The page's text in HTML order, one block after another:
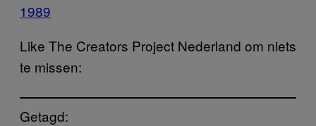
1989
Like The Creators Project Nederland om niets
te missen:
Getagd: